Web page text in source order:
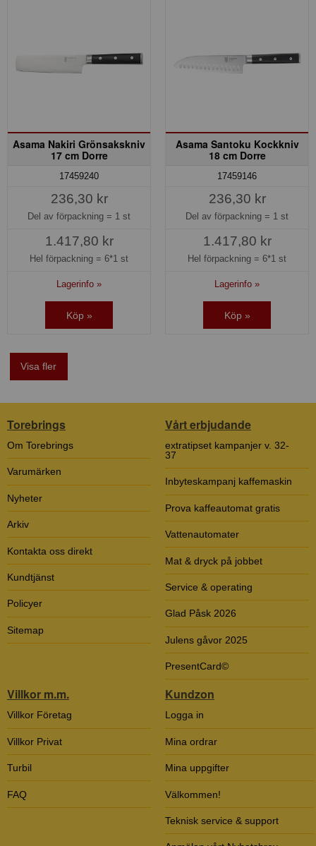
Asama Nakiri Grönsakskniv
17 cm Dorre
17459240
236,30 kr
Del av förpackning = 1 st
1.417,80 kr
Hel förpackning = 6*1 st
Lagerinfo »
Köp »
Asama Santoku Kockkniv
18 cm Dorre
17459146
236,30 kr
Del av förpackning = 1 st
1.417,80 kr
Hel förpackning = 6*1 st
Lagerinfo »
Köp »
Visa fler
Torebrings
Om Torebrings
Varumärken
Nyheter
Arkiv
Kontakta oss direkt
Kundtjänst
Policyer
Sitemap
Vårt erbjudande
extratipset kampanjer v. 32-
37
Inbyteskampanj kaffemaskin
Prova kaffeautomat gratis
Vattenautomater
Mat & dryck på jobbet
Service & operating
Glad Påsk 2026
Julens gåvor 2025
PresentCard©
Villkor m.m.
Villkor Företag
Villkor Privat
Turbil
FAQ
Kundzon
Logga in
Mina ordrar
Mina uppgifter
Välkommen!
Teknisk service & support